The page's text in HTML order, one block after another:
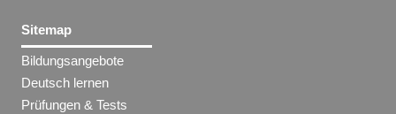
Sitemap
Bildungsangebote
Deutsch lernen
Prüfungen & Tests